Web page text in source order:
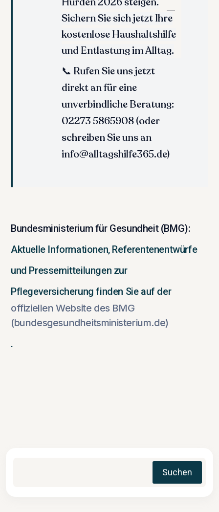
Sichern Sie sich jetzt Ihre
kostenlose Haushaltshilfe
und Entlastung im Alltag.
📞 Rufen Sie uns jetzt
direkt an für eine
unverbindliche Beratung:
02273 5865908(oder
schreiben Sie uns an
info@alltagshilfe365.de)
Bundesministerium für Gesundheit (BMG):
Aktuelle Informationen, Referentenentwürfe
und Pressemitteilungen zur
Pflegeversicherung finden Sie auf der
offiziellen Website des BMG
(bundesgesundheitsministerium.de)
.
Suchen